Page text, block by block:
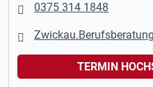
0375 314 1848
TERMIN